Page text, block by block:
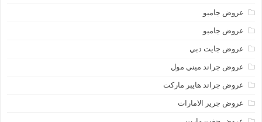
عروض جامبو
عروض جامبو
عروض جايت دبي
عروض جراند ميني مول
عروض جراند هايبر ماركت
عروض جرير الامارات